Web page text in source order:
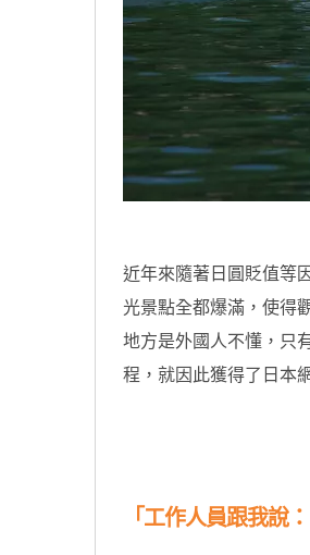
近年來隨著日圓貶值等
光景點全都爆滿，使得
地方是外國人不懂，只
程，就因此獲得了日本
「工作人員跟我說